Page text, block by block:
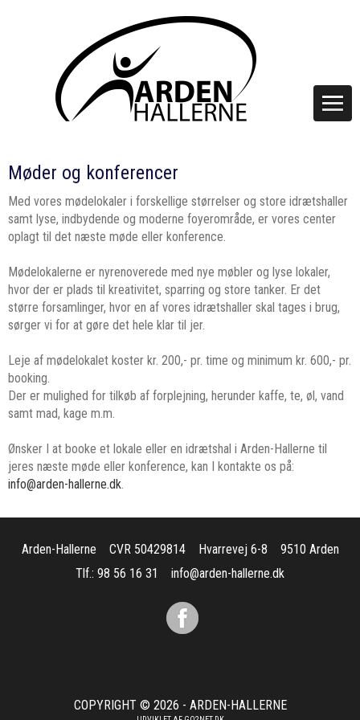
Møder og konferencer
Med vores mødelokaler i forskellige størrelser og store idrætshaller
samt lyse, indbydende og moderne foyerområde, er vores center
oplagt til det næste møde eller konference.
Mødelokalerne er nyrenoverede med nye møbler og lyse lokaler,
hvor der er plads til kreativitet, sparring og store tanker. Er det
større forsamlinger, hvor en af vores idrætshaller skal tages i brug,
sørger vi for at gøre det hele klar til jer.
Leje af mødelokalet koster kr. 200,- pr. time og minimum kr. 600,- pr.
booking.
Der er mulighed for tilkøb af forplejning, herunder kaffe, te, øl, vand
samt mad, kage m.m.
Ønsker I at booke et lokale eller en idrætshal i Arden-Hallerne til
jeres næste møde eller konference, kan I kontakte os på:
info@arden-hallerne.dk.
Arden-Hallerne CVR 50429814 Hvarrevej 6-8
9510 Arden
Tlf.: 98 56 16 31
info@arden-hallerne.dk
COPYRIGHT © 2026 - ARDEN-HALLERNE